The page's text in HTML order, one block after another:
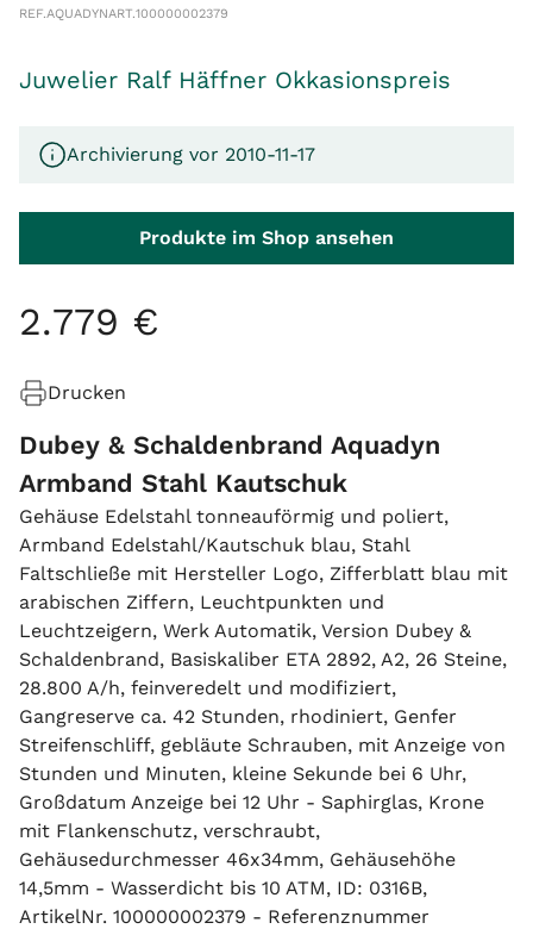
REF.AQUADYNART.100000002379
Juwelier Ralf Häffner Okkasionspreis
Archivierung vor 2010-11-17
Produkte im Shop ansehen
2.779 €
Drucken
Dubey & Schaldenbrand Aquadyn
Armband Stahl Kautschuk
Gehäuse Edelstahl tonneauförmig und poliert,
Armband Edelstahl/Kautschuk blau, Stahl
Faltschließe mit Hersteller Logo, Zifferblatt blau mit
arabischen Ziffern, Leuchtpunkten und
Leuchtzeigern, Werk Automatik, Version Dubey &
Schaldenbrand, Basiskaliber ETA 2892, A2, 26 Steine,
28.800 A/h, feinveredelt und modifiziert,
Gangreserve ca. 42 Stunden, rhodiniert, Genfer
Streifenschliff, gebläute Schrauben, mit Anzeige von
Stunden und Minuten, kleine Sekunde bei 6 Uhr,
Großdatum Anzeige bei 12 Uhr - Saphirglas, Krone
mit Flankenschutz, verschraubt,
Gehäusedurchmesser 46x34mm, Gehäusehöhe
14,5mm - Wasserdicht bis 10 ATM, ID: 0316B,
ArtikelNr. 100000002379 - Referenznummer